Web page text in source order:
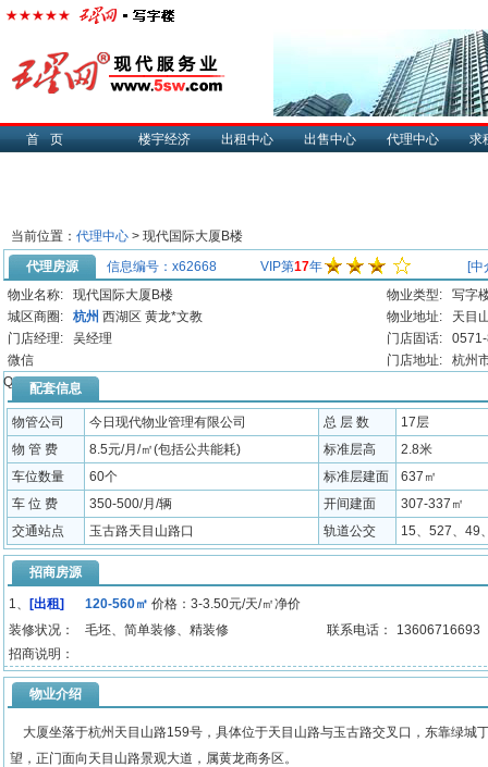
首页 楼宇经济 出租中心 出售中心 代理中心 求
当前位置： 代理中心 > 现代国际大厦B楼
代理房源
信息编号：x62668 VIP第17年
[中
物业名称:
现代国际大厦B楼 物业类型:
写字
城区商圈:
杭州 西湖区 黄龙*文教 物业地址:
天目
门店经理:
吴经理 门店固话:
微信
QQ:
门店地址:
杭州
配套信息
物管公司 今日现代物业管理有限公司 总 层 数
17层
物 管 费
8.5元/月/㎡(包括公共能耗) 标准层高
2.8米
车位数量
60个 标准层建面
637㎡
车 位 费
350-500/月/辆 开间建面
307-337㎡
交通站点
玉古路天目山路口 轨道公交 15、527、49
招商房源
1、 [出租] 120-560㎡ 价格：3-3.50元/天/㎡净价
装修状况：
毛坯、简单装修、精装修 联系电话：
13606716693
招商说明：
物业介绍
大厦坐落于杭州天目山路159号，具体位于天目山路与玉古路交叉口，东靠绿城
望，正门面向天目山路景观大道，属黄龙商务区。